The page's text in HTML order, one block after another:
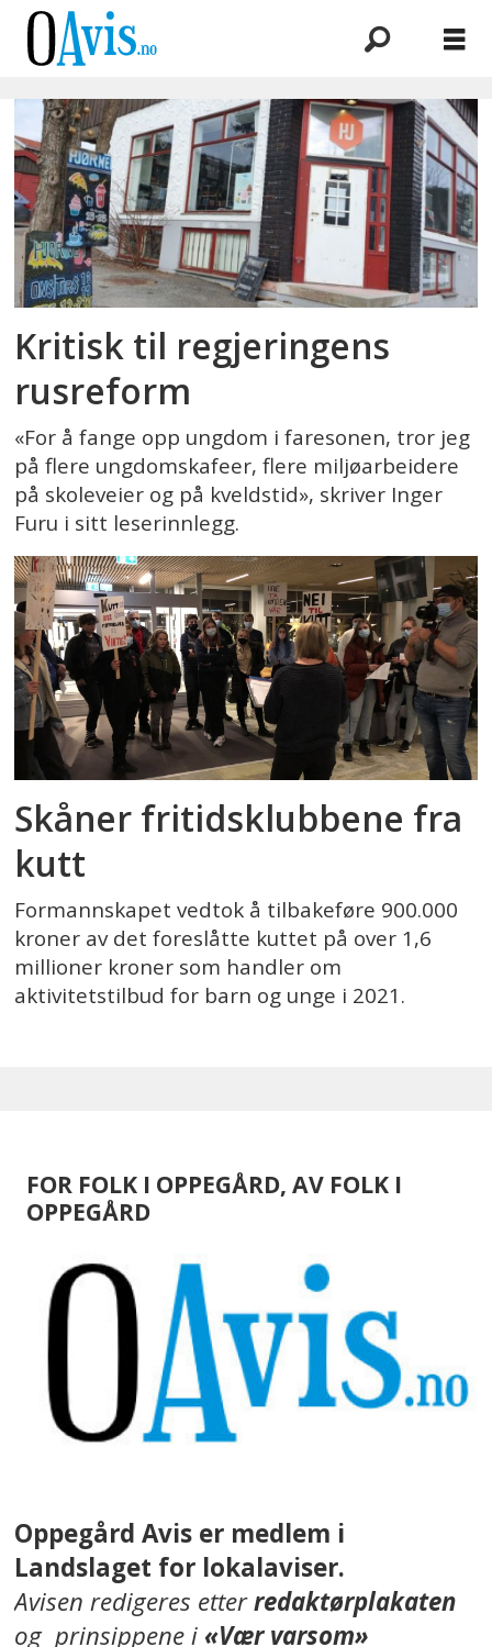
Emne:
ungdomskafe
Kritisk til regjeringens
rusreform
«For å fange opp ungdom i faresonen, tror jeg
på flere ungdomskafeer, flere miljøarbeidere
på skoleveier og på kveldstid», skriver Inger
Furu i sitt leserinnlegg.
Skåner fritidsklubbene fra
kutt
Formannskapet vedtok å tilbakeføre 900.000
kroner av det foreslåtte kuttet på over 1,6
millioner kroner som handler om
aktivitetstilbud for barn og unge i 2021.
FOR FOLK I OPPEGÅRD, AV FOLK I
OPPEGÅRD
Oppegård Avis er medlem i
Landslaget for lokalaviser.
Avisen redigeres etterredaktørplakaten
og prinsippene i«Vær varsom»